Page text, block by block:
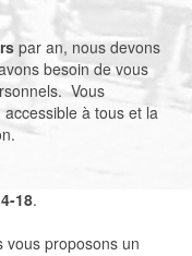
par an, nous devons
besoin de vous
Vous
à tous et la
18.
vous proposons un